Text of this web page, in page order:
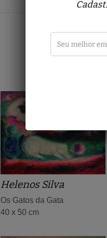
Helenos Silva
Os Gatos da Gata
40 x 50 cm